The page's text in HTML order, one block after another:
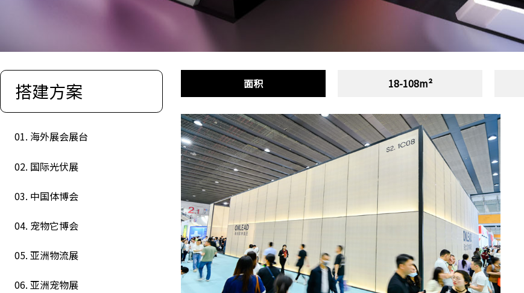
搭建方案
01. 海外展会展台
02. 国际光伏展
03. 中国体博会
04. 宠物它博会
05. 亚洲物流展
06. 亚洲宠物展
面积 18-108m²